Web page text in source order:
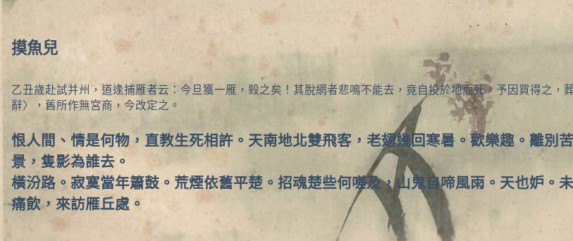
摸魚兒
乙丑歲赴試并州，道逢捕雁者云：今旦獲一雁，殺之矣！其脫網者悲鳴不能去，竟自投於地而死。予因買得之
辭〉，舊所作無宮商，今改定之。
恨人間、情是何物，直教生死相許。天南地北雙飛客，老翅幾回寒暑。歡樂趣。離別
景，隻影為誰去。
橫汾路。寂寞當年簫鼓。荒煙依舊平楚。招魂楚些何嗟及，山鬼自啼風雨。天也妒。
痛飲，來訪雁丘處。